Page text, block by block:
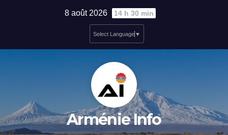
8 août 2026 14 h 30 min
Select Language ▼
Arménie Info